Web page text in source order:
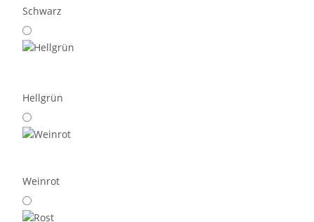
Schwarz
Hellgrün
Weinrot